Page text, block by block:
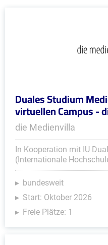
Duales Studium
virtuellen Campus -
die Medienvilla
In Kooperation mit IU
(Internationale
bundesweit
Start: Oktober 2026
Freie Plätze: 1